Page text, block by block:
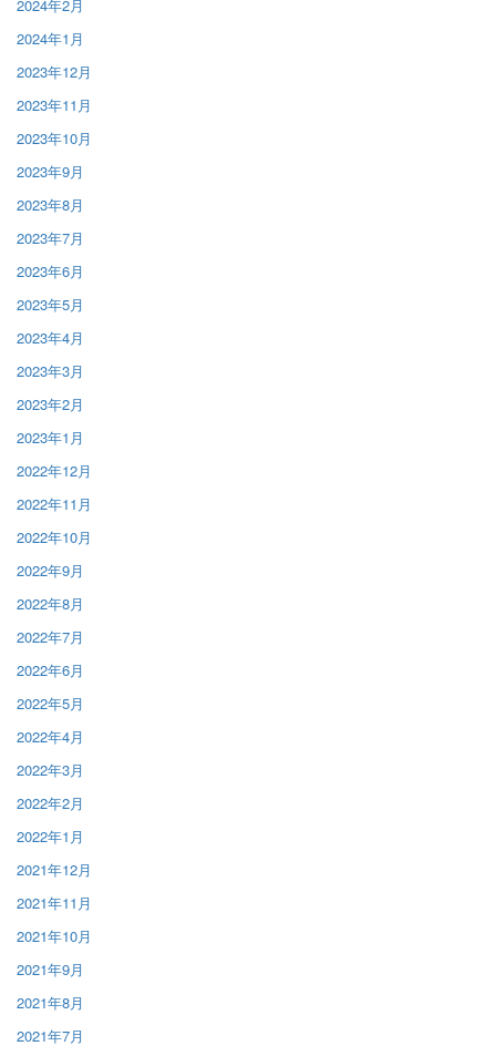
2024年2月
2024年1月
2023年12月
2023年11月
2023年10月
2023年9月
2023年8月
2023年7月
2023年6月
2023年5月
2023年4月
2023年3月
2023年2月
2023年1月
2022年12月
2022年11月
2022年10月
2022年9月
2022年8月
2022年7月
2022年6月
2022年5月
2022年4月
2022年3月
2022年2月
2022年1月
2021年12月
2021年11月
2021年10月
2021年9月
2021年8月
2021年7月